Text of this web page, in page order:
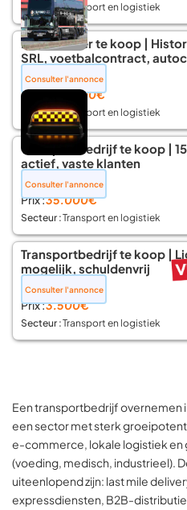
Secteur :Transport en logistiek
Consulter l'annonce
Luxevervoer te koop |
SRL, voetbalcontract,
📍 Crisnée
Prix :350.000€
Secteur :Transport en logistiek
Consulter l'annonce
Transportbedrijf te koop |
actief, vaste klanten
📍 Huy
Prix :35.000€
Secteur :Transport en logistiek
Consulter l'annonce
Transportbedrijf te koop |
mogelijk, schuldenvrij
📍 Brussel
Prix :3.500€
Secteur :Transport en logistiek
Een transportbedrijf overnemen
een sector met sterk
e-commerce, lokale logistiek
(voeding, medisch, industrieel).
uiteenlopend zijn: last mile
expressdiensten, B2B-